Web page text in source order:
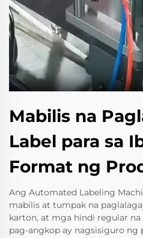
Mabilis na
Label para sa
Format ng
Ang Automated Labeling
mabilis at tumpak na
karton, at mga hindi regular
pag-angkop ay nagsisiguro ng